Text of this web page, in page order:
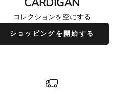
コレクションを空にする
ショッピングを開始する